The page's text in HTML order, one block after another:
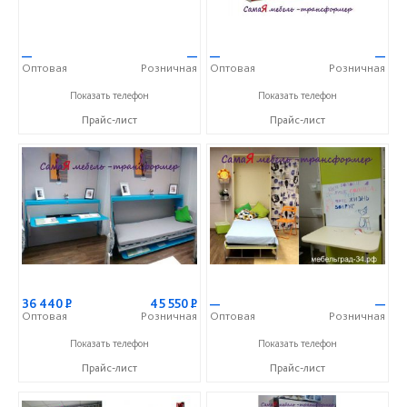
—
Оптовая
—
Розничная
+7 (917) 338-71-75
Показать телефон
Прайс-лист
—
Оптовая
—
Розничная
+7 (917) 338-71-75
Показать телефон
Прайс-лист
36 440Р
Оптовая
45 550Р
Розничная
+7 (917) 338-71-75
Показать телефон
Прайс-лист
—
Оптовая
—
Розничная
+7 (917) 338-71-75
Показать телефон
Прайс-лист